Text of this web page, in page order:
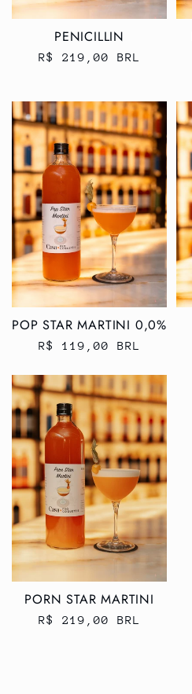
PENICILLIN
Preço
R$ 219,00 BRL
POP STAR MARTINI 0,0%
Preço
R$ 119,00 BRL
PORN STAR MARTINI
Preço
R$ 219,00 BRL